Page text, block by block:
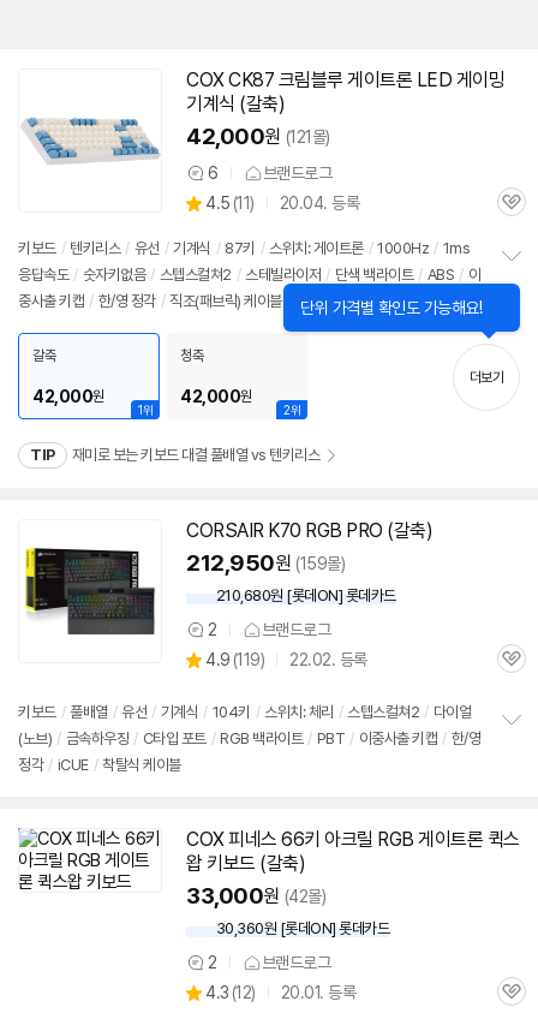
COX CK87 크림블루 게이트론 LED 게이밍
기계식 (갈축)
42,000원 (121몰)
상
품
견
6 브랜드로그
별
점
4.5 (상
리
뷰
11) 20.04. 등록
관
키보드 / 텐키리스 / 유선 / 기계식 / 87키 / 스위치: 게이트론 / 1000Hz / 1ms
응답속도 / 숫자키없음 / 스텝스컬쳐2 / 스테빌라이저 / 단색 백라이트 / ABS / 이
중사출 키캡 / 한/영 정각 / 직조(패브릭) 케이블
정
펼
기
1위
갈축
42,000원
2위
청축
42,000원
더보기
TIP 재미로 보는 키보드 대결 풀배열 vs 텐키리스
CORSAIR K70 RGB PRO (갈축)
212,950원 (159몰)
210,680원 [롯데ON] 롯데카드
상
품
견
2 브랜드로그
별
4.9 (상
리
뷰
119) 22.02. 등록
관
키보드 / 풀배열 / 유선 / 기계식 / 104키 / 스위치: 체리 / 스텝스컬쳐2 / 다이얼
(노브) / 금속하우징 / C타입 포트 / RGB 백라이트 / PBT / 이중사출 키캡 / 한/영
정각 / iCUE / 착탈식 케이블
기
COX 피네스 66키 아크릴 RGB 게이트론 퀵스
왑 키보드 (갈축)
33,000원 (42몰)
30,360원 [롯데ON] 롯데카드
상
품
2 브랜드로그
별
4.3 (상
12) 20.01. 등록
관